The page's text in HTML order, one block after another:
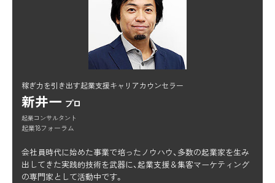
稼ぎ力を引き出す起業支援キャリアカウンセラー
新井一 プロ
起業コンサルタント
起業18フォーラム
会社員時代に始めた事業で培ったノウハウ、多数の起業家を生み
出してきた実践的技術を武器に、起業支援＆集客マーケティング
の専門家として活動中です。